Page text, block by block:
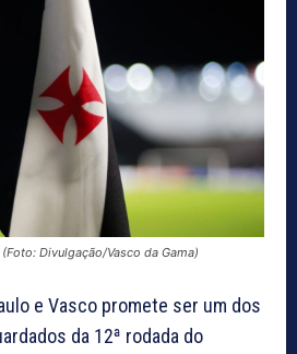
Divulgação/Vasco da Gama)
e Vasco promete ser um dos
da 12ª rodada do